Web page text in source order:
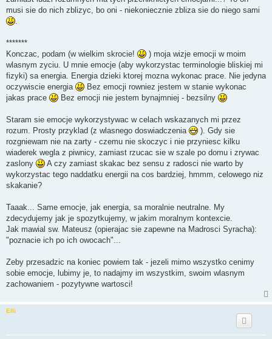
musi sie do nich zblizyc, bo oni - niekoniecznie zbliza sie do niego sami
.
*******
Konczac, podam (w wielkim skrocie!
) moja wizje emocji w moim
wlasnym zyciu. U mnie emocje (aby wykorzystac terminologie bliskiej mi
fizyki) sa energia. Energia dzieki ktorej mozna wykonac prace. Nie jedyna
oczywiscie energia
Bez emocji rowniez jestem w stanie wykonac
jakas prace
Bez emocji nie jestem bynajmniej - bezsilny
Staram sie emocje wykorzystywac w celach wskazanych mi przez
rozum. Prosty przyklad (z wlasnego doswiadczenia
). Gdy sie
rozgniewam nie na zarty - czemu nie skoczyc i nie przyniesc kilku
wiaderek wegla z piwnicy, zamiast rzucac sie w szale po domu i zrywac
zaslony
A czy zamiast skakac bez sensu z radosci nie warto by
wykorzystac tego naddatku energii na cos bardziej, hmmm, celowego niz
skakanie?
Taaak... Same emocje, jak energia, sa moralnie neutralne. My
zdecydujemy jak je spozytkujemy, w jakim moralnym kontexcie.
Jak mawial sw. Mateusz (opierajac sie zapewne na Madrosci Syracha):
"poznacie ich po ich owocach"...
Zeby przesadzic na koniec powiem tak - jezeli mimo wszystko cenimy
sobie emocje, lubimy je, to nadajmy im wszystkim, swoim wlasnym
zachowaniem - pozytywne wartosci!
Elli